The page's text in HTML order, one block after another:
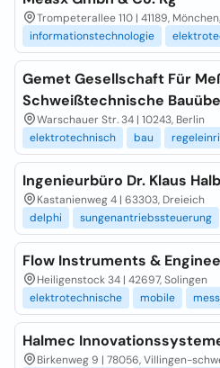
Trompeterallee 110 | 41189,
informationstechnologie
Gemet Gesellschaft Für
Schweißtechnische
Warschauer Str. 34 | 10243, Berlin
elektrotechnisch
bau
Ingenieurbüro Dr. Klaus
Kastanienweg 4 | 63303, Dreieich
delphi
sungenantriebssteuerung
Flow Instruments &
Heiligenstock 34 | 42697, Solingen
elektrotechnische
mobile
Halmec
Birkenweg 9 | 78056, Villingen-